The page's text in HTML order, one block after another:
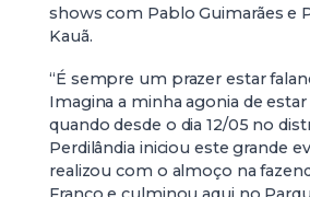
shows com Pablo Guimarães e
Kauã.
“É sempre um prazer estar
Imagina a minha agonia de estar
quando desde o dia 12/05 no
Perdilândia iniciou este grande
realizou com o almoço na